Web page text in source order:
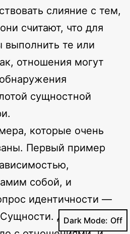
слияние с тем,
считают, что для
выполнить те или
отношения могут
сущностной
которые очень
Первый пример
собой, и
идентичности —
Другой
Dark Mode: